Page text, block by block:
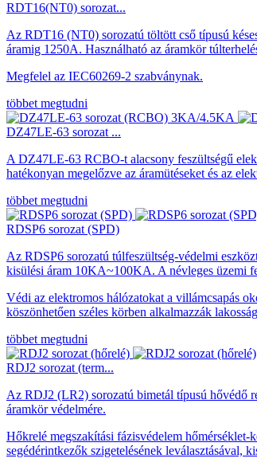
RDT16(NT0) sorozat...
Az RDT16 (NT0) sorozatú töltött cső típusú
áramig 1250A. Használható az áramkör
Megfelel az IEC60269-2 szabványnak.
többet megtudni
DZ47LE-63 sorozat ...
A DZ47LE-63 RCBO-t alacsony feszültségű
hatékonyan megelőzve az áramütéseket és az
többet megtudni
RDSP6 sorozat (SPD)
Az RDSP6 sorozatú túlfeszültség-védelmi
kisülési áram 10KA~100KA. A névleges üzemi
Védi az elektromos hálózatokat a villámcsapás
köszönhetően széles körben alkalmazzák
többet megtudni
RDJ2 sorozat (term...
Az RDJ2 (LR2) sorozatú bimetál típusú hővédő
áramkör védelmére.
Hőkrelé megszakítási fázisvédelem
segédérintkezők szigetelésének leválasztásával,